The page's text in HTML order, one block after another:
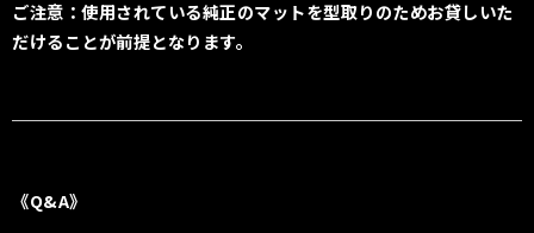
ご注意：使用されている純正のマットを型取りのためお貸しいた
だけることが前提となります。
《Q&A》